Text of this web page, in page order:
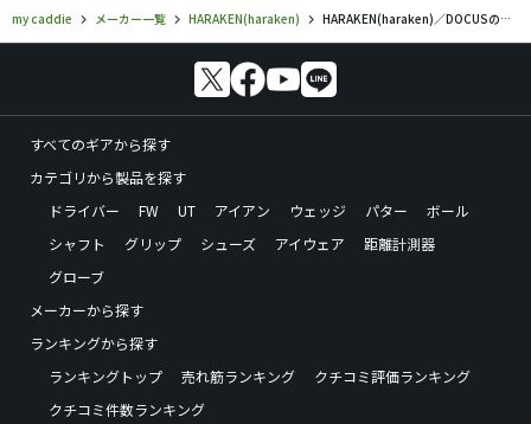
my caddie メーカー一覧 HARAKEN(haraken) HARAKEN(haraken)／DOCUSのゴルフギアの口コミ評価
すべてのギアから探す
カテゴリから製品を探す
ドライバー
FW UT アイアン ウェッジ パター
ボール
シャフト
グリップ シューズ アイウェア
距離計測器
グローブ
メーカーから探す
ランキングから探す
ランキングトップ
売れ筋ランキング
クチコミ評価ランキング
クチコミ件数ランキング